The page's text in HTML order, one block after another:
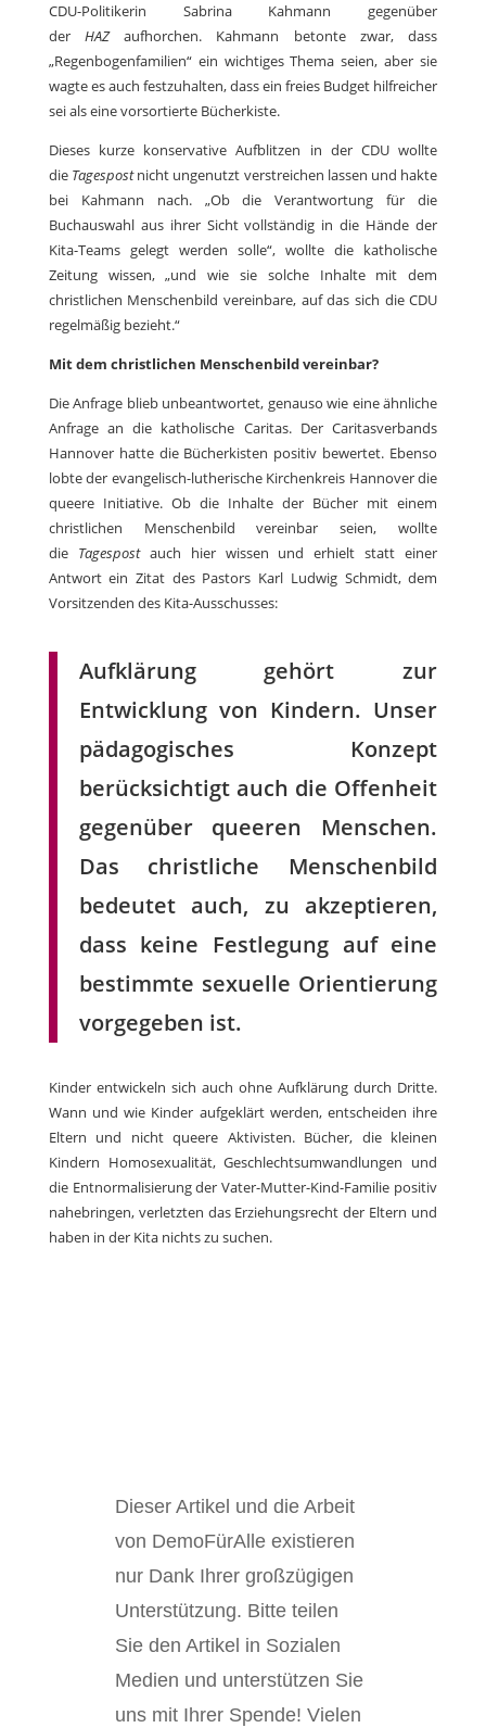
CDU-Politikerin Sabrina Kahmann gegenüber
derHAZaufhorchen. Kahmann betonte zwar, dass
„Regenbogenfamilien“ ein wichtiges Thema seien, aber sie
wagte es auch festzuhalten, dass ein freies Budget hilfreicher
sei als eine vorsortierte Bücherkiste.
Dieses kurze konservative Aufblitzen in der CDU wollte
die Tagespostnicht ungenutzt verstreichen lassen und hakte
bei Kahmann nach. „Ob die Verantwortung für die
Buchauswahl aus ihrer Sicht vollständig in die Hände der
Kita-Teams gelegt werden solle“, wollte die katholische
Zeitung wissen, „und wie sie solche Inhalte mit dem
christlichen Menschenbild vereinbare, auf das sich die CDU
regelmäßig bezieht.“
Mit dem christlichen Menschenbild vereinbar?
Die Anfrage blieb unbeantwortet, genauso wie eine ähnliche
Anfrage an die katholische Caritas. Der Caritasverbands
Hannover hatte die Bücherkisten positiv bewertet. Ebenso
lobte der evangelisch-lutherische Kirchenkreis Hannover die
queere Initiative. Ob die Inhalte der Bücher mit einem
christlichen Menschenbild vereinbar seien, wollte
die Tagespostauch hier wissen und erhielt statt einer
Antwort ein Zitat des Pastors Karl Ludwig Schmidt, dem
Vorsitzenden des Kita-Ausschusses:
Aufklärung gehört zur
Entwicklung von Kindern. Unser
pädagogisches Konzept
berücksichtigt auch die Offenheit
gegenüber queeren Menschen.
Das christliche Menschenbild
bedeutet auch, zu akzeptieren,
dass keine Festlegung auf eine
bestimmte sexuelle Orientierung
vorgegeben ist.
Kinder entwickeln sich auch ohne Aufklärung durch Dritte.
Wann und wie Kinder aufgeklärt werden, entscheiden ihre
Eltern und nicht queere Aktivisten. Bücher, die kleinen
Kindern Homosexualität, Geschlechtsumwandlungen und
die Entnormalisierung der Vater-Mutter-Kind-Familie positiv
nahebringen, verletzten das Erziehungsrecht der Eltern und
haben in der Kita nichts zu suchen.
Dieser Artikel und die Arbeit
von DemoFürAlle existieren
nur Dank Ihrer großzügigen
Unterstützung. Bitte teilen
Sie den Artikel in Sozialen
Medien und unterstützen Sie
uns mit Ihrer Spende! Vielen